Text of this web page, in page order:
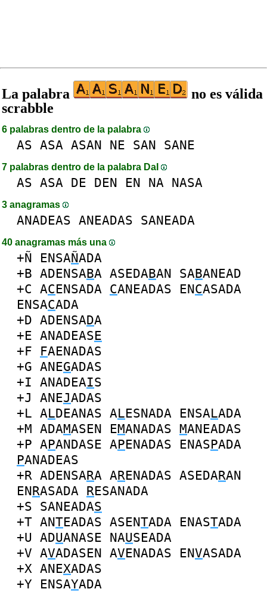
La palabra
no es válida
scrabble
6 palabras dentro de la palabra
AS ASA ASAN NE SAN SANE
7 palabras dentro de la palabra DaI
AS ASA DE DEN EN NA NASA
3 anagramas
ANADEAS ANEADAS SANEADA
40 anagramas más una
+Ñ ENSAÑADA
+B ADENSABA ASEDABAN SABANEAD
+C ACENSADA CANEADAS ENCASADA
ENSACADA
+D ADENSADA
+E ANADEASE
+F FAENADAS
+G ANEGADAS
+I ANADEAIS
+J ANEJADAS
+L ALDEANAS ALESNADA ENSALADA
+M ADAMASEN EMANADAS MANEADAS
+P APANDASE APENADAS ENASPADA
PANADEAS
+R ADENSARA ARENADAS ASEDARAN
ENRASADA RESANADA
+S SANEADAS
+T ANTEADAS ASENTADA ENASTADA
+U ADUANASE NAUSEADA
+V AVADASEN AVENADAS ENVASADA
+X ANEXADAS
+Y ENSAYADA